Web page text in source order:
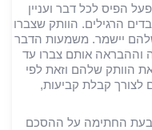
הפיס לכל דבר ועניין
הרגילים. הוותק שצברו
יישמר. משמעות הדבר
וההבראה אותם צברו עד
הוותק שלהם וזאת לפי
לצורך קבלת קביעות,
בעת החתימה על ההסכם